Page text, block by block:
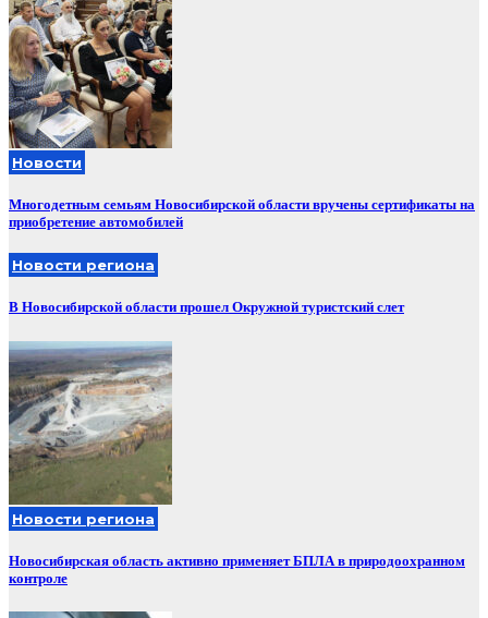
Новости
Многодетным семьям Новосибирской области вручены сертификаты на
приобретение автомобилей
Новости региона
В Новосибирской области прошел Окружной туристский слет
Новости региона
Новосибирская область активно применяет БПЛА в природоохранном
контроле